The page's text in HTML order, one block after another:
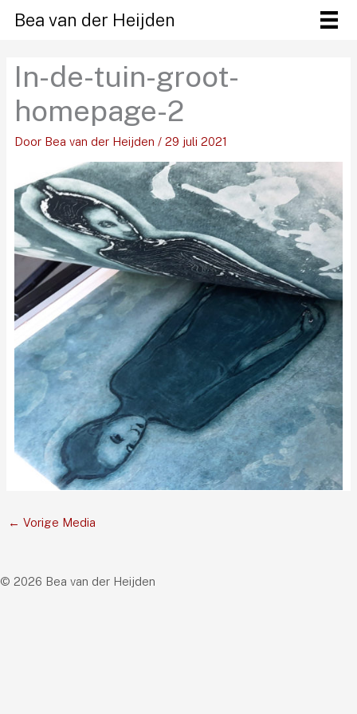
naar
inhoud
Bea van der Heijden
In-de-tuin-groot-
homepage-2
Door Bea van der Heijden / 29 juli 2021
← Vorige Media
© 2026 Bea van der Heijden